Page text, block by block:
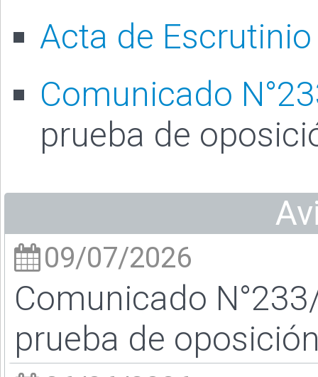
Acta de Escrutinio
Comunicado
prueba de
09/07/2026
Comunicado
prueba de